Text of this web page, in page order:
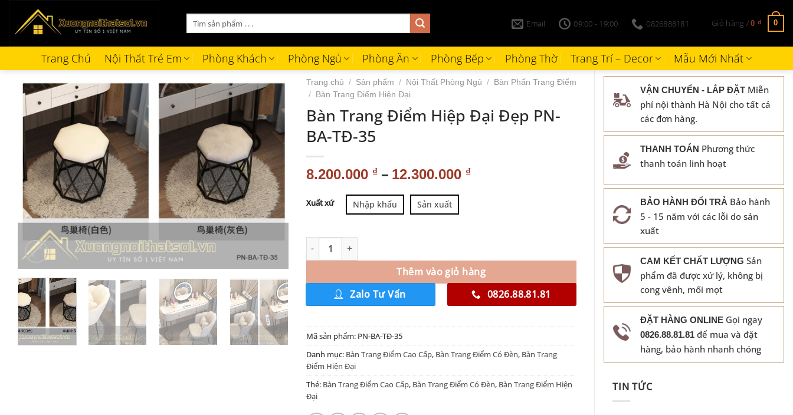
Tìm
kiếm:
Email 09:00 - 19:00 0826888181 Giỏ hàng /0 ₫ 0
Trang Chủ Nội Thất Trẻ Em Phòng Khách Phòng Ngủ Phòng Ăn Phòng Bếp Phòng Thờ Trang Trí – Decor Mẫu Mới Nhất
VẬN CHUYỂN - LẮP ĐẶT Miễn
phí nội thành Hà Nội cho tất cả
các đơn hàng.
THANH TOÁN Phương thức
thanh toán linh hoạt
BẢO HÀNH ĐỔI TRẢ Bảo hành
5 - 15 năm với các lỗi do sản
xuất
CAM KẾT CHẤT LƯỢNG Sản
phẩm đã được xử lý, không bị
cong vênh, mối mọt
ĐẶT HÀNG ONLINE Gọi ngay
0826.88.81.81 để mua và đặt
hàng, bảo hành nhanh chóng
TIN TỨC
Trang chủ / Sản phẩm / Nội Thất Phòng Ngủ /
Bàn Phấn Trang Điểm
/
Bàn Trang Điểm Hiện Đại
Bàn Trang Điểm Hiệp Đại Đẹp PN-
BA-TĐ-35
8.200.000 ₫– 12.300.000 ₫
Xuất xứ Nhập khẩu Sản xuất
Thêm vào giỏ hàng
Alternative:
Zalo Tư Vấn 0826.88.81.81
Mã sản phẩm: PN-BA-TĐ-35
Danh mục: Bàn Trang Điểm Cao Cấp, Bàn Trang Điểm Có Đèn, Bàn Trang
Điểm Hiện Đại
Thẻ: Bàn Trang Điểm Cao Cấp, Bàn Trang Điểm Có Đèn, Bàn Trang Điểm Hiện
Đại